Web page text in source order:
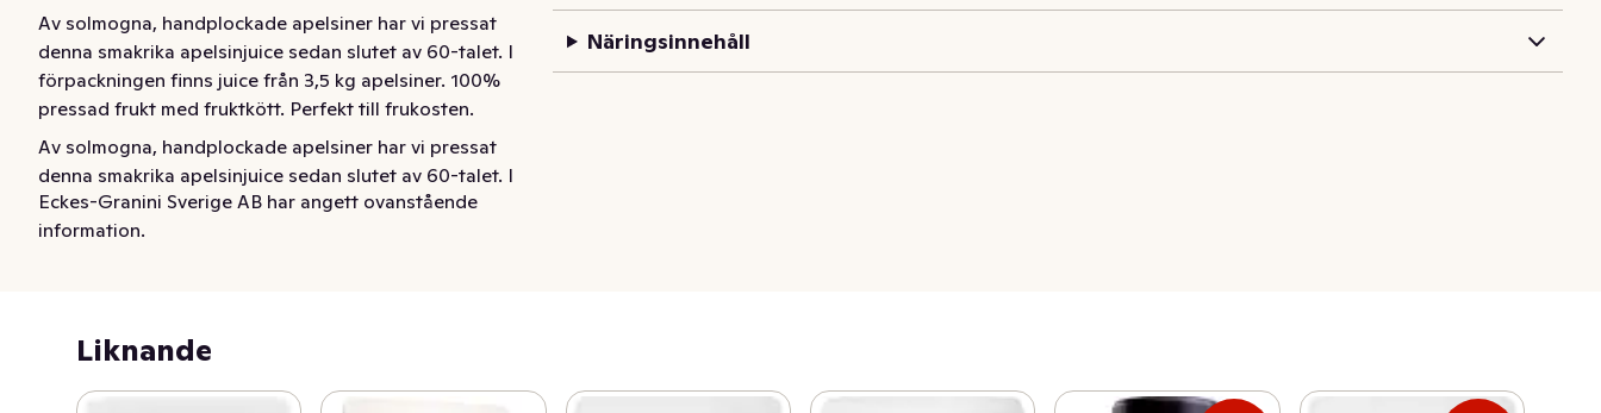
Av solmogna, handplockade apelsiner har vi pressat
denna smakrika apelsinjuice sedan slutet av 60-talet. I
förpackningen finns juice från 3,5 kg apelsiner. 100%
pressad frukt med fruktkött. Perfekt till frukosten.
Av solmogna, handplockade apelsiner har vi pressat
denna smakrika apelsinjuice sedan slutet av 60-talet. I
förpackningen finns juice från 3,5 kg apelsiner. 100%
pressad frukt med fruktkött. Perfekt till frukosten.
Eckes-Granini Sverige AB har angett ovanstående
information.
Näringsinnehåll
Liknande